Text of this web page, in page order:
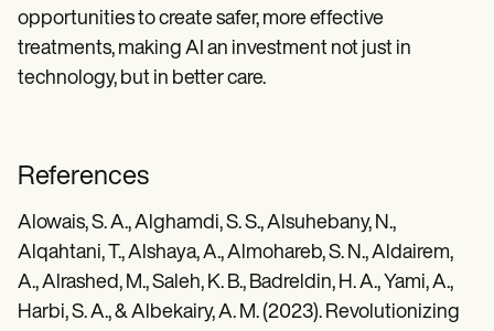
opportunities to create safer, more effective
treatments, making AI an investment not just in
technology, but in better care.
References
Alowais, S. A., Alghamdi, S. S., Alsuhebany, N.,
Alqahtani, T., Alshaya, A., Almohareb, S. N., Aldairem,
A., Alrashed, M., Saleh, K. B., Badreldin, H. A., Yami, A.,
Harbi, S. A., & Albekairy, A. M. (2023). Revolutionizing